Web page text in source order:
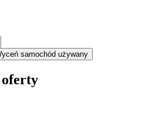
samochód używany
oferty